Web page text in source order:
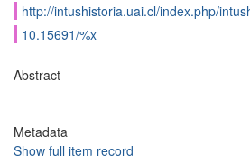
http://intushistoria.uai.cl/index.php/
10.15691/%x
Abstract
Metadata
Show full item record